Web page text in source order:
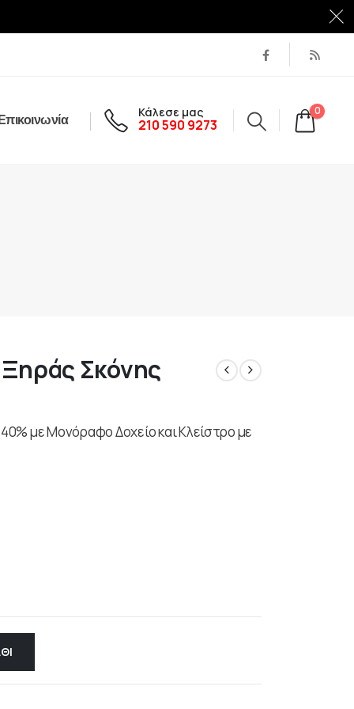
Κάλεσε μας
210 590 9273
0
Σκόνης
με Μονόραφο Δοχείο και Κλείστρο με